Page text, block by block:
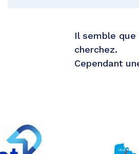
Il semble
cherchez.
Cependant